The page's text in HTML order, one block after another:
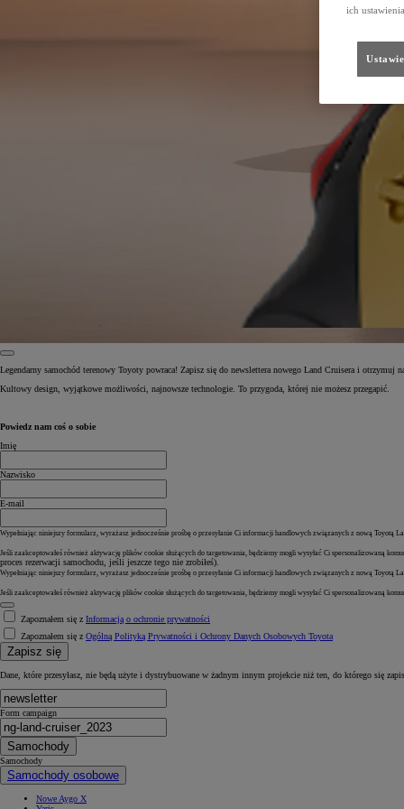
Legendarny samochód terenowy Toyoty powraca! Zapisz się do newslettera nowego Land Cruisera i
Kultowy design, wyjątkowe możliwości, najnowsze technologie. To przygoda, której nie możesz przegapić.
Powiedz nam coś o sobie
Imię
Nazwisko
E-mail
Wypełniając niniejszy formularz, wyrażasz jednocześnie prośbę o przesyłanie Ci informacji handlowych związanych z nową Toyotą
Jeśli zaakceptowałeś również aktywację plików cookie służących do targetowania, będziemy mogli wysyłać Ci spersonalizowaną
proces rezerwacji samochodu, jeśli jeszcze tego nie zrobiłeś).
Wypełniając niniejszy formularz, wyrażasz jednocześnie prośbę o przesyłanie Ci informacji handlowych związanych z nową Toyotą
Jeśli zaakceptowałeś również aktywację plików cookie służących do targetowania, będziemy mogli wysyłać Ci spersonalizowaną
Zapoznałem się z Informacją o ochronie prywatności
Zapoznałem się z Ogólną Polityką Prywatności i Ochrony Danych Osobowych Toyota
Zapisz się
Dane, które przesyłasz, nie będą użyte i dystrybuowane w żadnym innym projekcie niż ten, do którego się
Form campaign
Samochody
Samochody
Samochody osobowe
Nowe Aygo X
ich